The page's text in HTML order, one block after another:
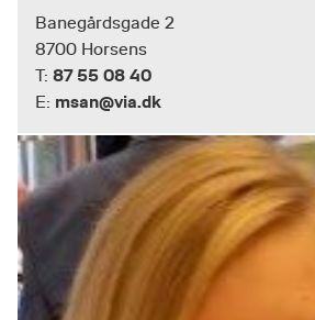
Banegårdsgade 2
8700 Horsens
T: 87 55 08 40
E: msan@via.dk